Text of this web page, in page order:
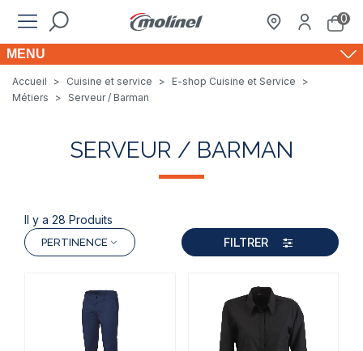
0
MENU
Accueil > Cuisine et service > E-shop Cuisine et Service
>
Métiers
> Serveur / Barman
SERVEUR / BARMAN
Il y a 28 Produits
PERTINENCE FILTRER